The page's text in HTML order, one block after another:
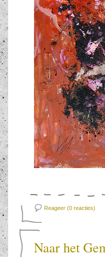
Reageer (0 reacties)
Naar het